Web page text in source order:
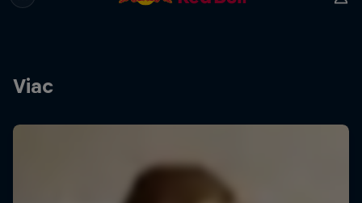
Viac